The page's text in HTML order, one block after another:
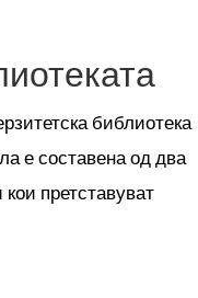
библиотека
е составена од два
претставуват